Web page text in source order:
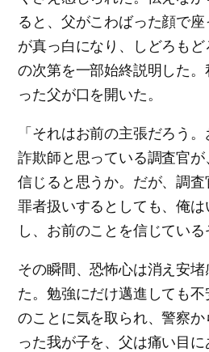
ると、父がこわばった顔で
が真っ白になり、しどろも
の次第を一部始終説明した
った父が口を開いた。
「それはお前の主張だろう
詐欺師と思っている調査官
信じると思うか。だが、調
罪者扱いするとしても、俺
し、お前のことを信じている
その瞬間、恐怖心は消え安堵
た。勉強にだけ邁進しても
のことに気を取られ、警察
った我が子を、父は痛い目に